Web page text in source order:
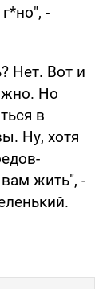
-
Нет. Вот и
Но
в
Ну, хотя
жить", -